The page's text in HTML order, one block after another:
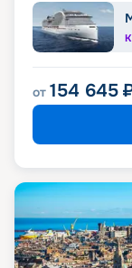
от 154 645